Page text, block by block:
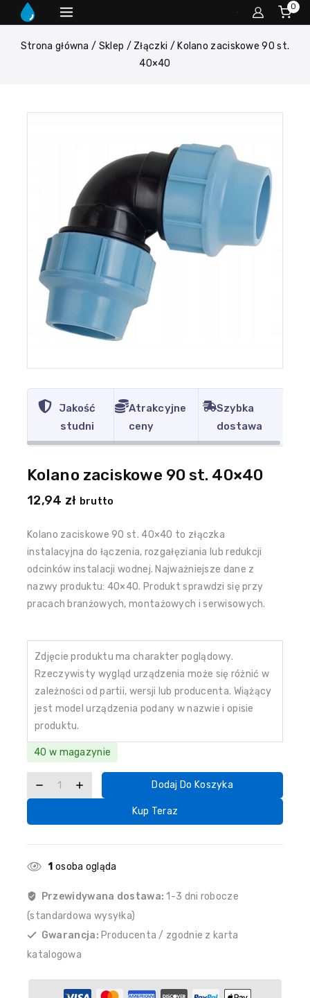
0
Strona główna / Sklep / Złączki / Kolano zaciskowe 90 st.
40×40
Jakość
studni
Atrakcyjne
ceny
Szybka
dostawa
Kolano zaciskowe 90 st. 40×40
12,94 zł brutto
Kolano zaciskowe 90 st. 40×40 to złączka
instalacyjna do łączenia, rozgałęziania lub redukcji
odcinków instalacji wodnej. Najważniejsze dane z
nazwy produktu: 40×40. Produkt sprawdzi się przy
pracach branżowych, montażowych i serwisowych.
Zdjęcie produktu ma charakter poglądowy.
Rzeczywisty wygląd urządzenia może się różnić w
zależności od partii, wersji lub producenta. Wiążący
jest model urządzenia podany w nazwie i opisie
produktu.
40 w magazynie
Dodaj Do Koszyka
Kup Teraz
1 osoba ogląda
Przewidywana dostawa: 1-3 dni robocze
(standardowa wysyłka)
Gwarancja: Producenta / zgodnie z karta
katalogowa